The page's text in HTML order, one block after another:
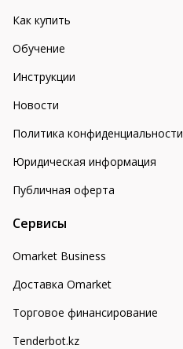
Как купить
Обучение
Инструкции
Новости
Политика конфиденциальности
Юридическая информация
Публичная оферта
Сервисы
Omarket Business
Доставка Omarket
Торговое финансирование
Tenderbot.kz